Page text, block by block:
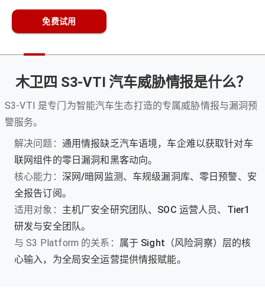
免费试用
木卫四 S3-VTI 汽车威胁情报是什么？
S3-VTI 是专门为智能汽车生态打造的专属威胁情报与漏洞预
警服务。
解决问题： 通用情报缺乏汽车语境，车企难以获取针对车
联网组件的零日漏洞和黑客动向。
核心能力： 深网/暗网监测、车规级漏洞库、零日预警、安
全报告订阅。
适用对象： 主机厂安全研究团队、SOC 运营人员、Tier1
研发与安全团队。
与 S3 Platform 的关系： 属于 Sight（风险洞察）层的核
心输入，为全局安全运营提供情报赋能。